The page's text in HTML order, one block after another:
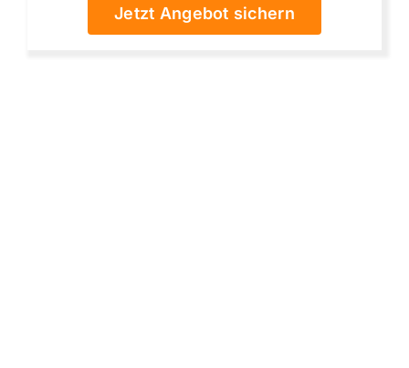
Jetzt Angebot sichern